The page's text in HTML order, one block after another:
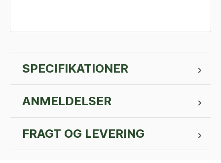
SPECIFIKATIONER
ANMELDELSER
FRAGT OG LEVERING